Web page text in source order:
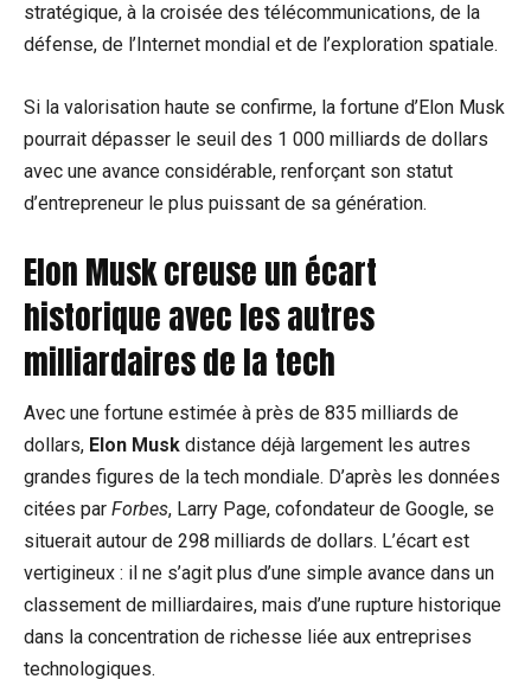
stratégique, à la croisée des télécommunications, de la
défense, de l’Internet mondial et de l’exploration spatiale.
Si la valorisation haute se confirme, la fortune d’Elon Musk
pourrait dépasser le seuil des 1 000 milliards de dollars
avec une avance considérable, renforçant son statut
d’entrepreneur le plus puissant de sa génération.
Elon Musk creuse un écart
historique avec les autres
milliardaires de la tech
Avec une fortune estimée à près de 835 milliards de
dollars, Elon Musk distance déjà largement les autres
grandes figures de la tech mondiale. D’après les données
citées par Forbes, Larry Page, cofondateur de Google, se
situerait autour de 298 milliards de dollars. L’écart est
vertigineux : il ne s’agit plus d’une simple avance dans un
classement de milliardaires, mais d’une rupture historique
dans la concentration de richesse liée aux entreprises
technologiques.